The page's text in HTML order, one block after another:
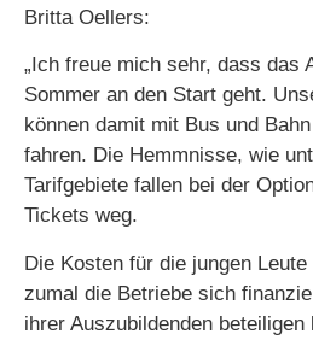
Britta Oellers:
„Ich freue mich sehr, dass das
Sommer an den Start geht.
können damit mit Bus und
fahren. Die Hemmnisse, wie
Tarifgebiete fallen bei der
Tickets weg.
Die Kosten für die jungen
zumal die Betriebe sich
ihrer Auszubildenden